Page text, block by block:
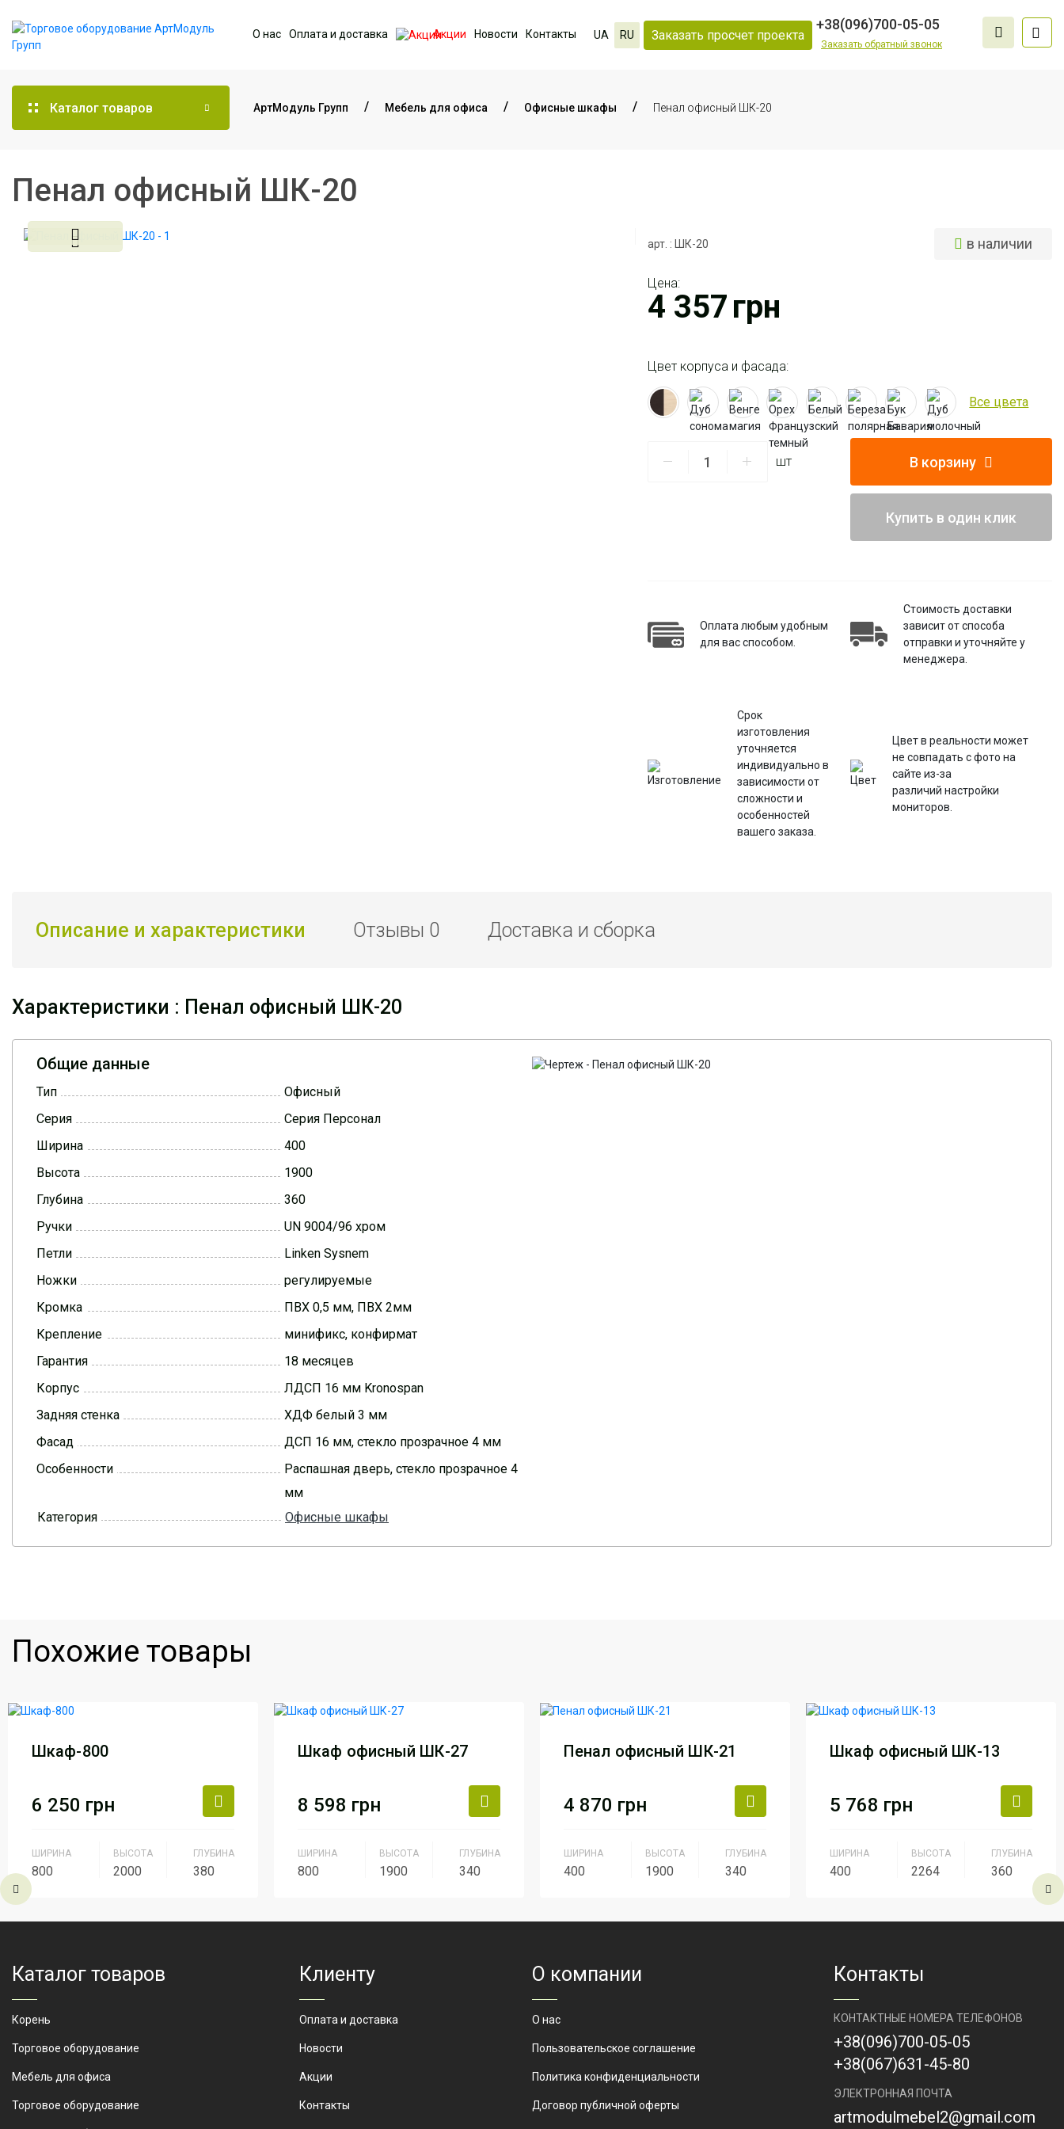
О нас Оплата и доставка Акции Новости Контакты UA RU Заказать просчет проекта
+38(096)700-05-05
Заказать обратный звонок
Мебель для офиса
Каталог товаров АртМодуль Групп Мебель для офиса Офисные шкафы Пенал офисный ШК-20
Пенал офисный ШК-20
арт. : ШК-20 в наличии
Цена:
4 357грн
Цвет корпуса и фасада:
Все цвета
шт В корзину
Купить в один клик
Оплата любым удобным
для вас способом.
Стоимость доставки
зависит от способа
отправки и уточняйте у
менеджера.
Срок
изготовления
уточняется
индивидуально в
зависимости от
сложности и
особенностей
вашего заказа.
Цвет в реальности может
не совпадать с фото на
сайте из-за
различий настройки
мониторов.
Описание и характеристики Отзывы 0 Доставка и сборка
Характеристики : Пенал офисный ШК-20
Общие данные
Тип
Офисный
Серия
Серия Персонал
Ширина
400
Высота
1900
Глубина
360
Ручки
UN 9004/96 хром
Петли
Linken Sysnem
Ножки
регулируемые
Кромка
ПВХ 0,5 мм, ПВХ 2мм
Крепление
минификс, конфирмат
Гарантия
18 месяцев
Корпус
ЛДСП 16 мм Kronospan
Задняя стенка
ХДФ белый 3 мм
Фасад
ДСП 16 мм, стекло прозрачное 4 мм
Особенности
Распашная дверь, стекло прозрачное 4
мм
Категория
Офисные шкафы
Похожие товары
Шкаф-800
6 250 грн
ШИРИНА
800
ВЫСОТА
2000
ГЛУБИНА
380
Групп
Шкаф офисный ШК-27
8 598 грн
ШИРИНА
800
ВЫСОТА
1900
ГЛУБИНА
340
Пенал офисный ШК-21
4 870 грн
ШИРИНА
400
ВЫСОТА
1900
ГЛУБИНА
340
Шкаф офисный ШК-13
5 768 грн
ШИРИНА
400
ВЫСОТА
2264
ГЛУБИНА
360
Каталог товаров
Корень
Торговое оборудование
Мебель для офиса
Торговое оборудование
Клиенту
Оплата и доставка
Новости
Акции
Контакты
О компании
О нас
Пользовательское соглашение
Политика конфиденциальности
Договор публичной оферты
Контакты
КОНТАКТНЫЕ НОМЕРА ТЕЛЕФОНОВ
+38(096)700-05-05
+38(067)631-45-80
ЭЛЕКТРОННАЯ ПОЧТА
artmodulmebel2@gmail.com